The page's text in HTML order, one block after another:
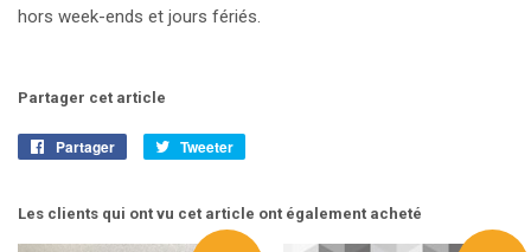
hors week-ends et jours fériés.
Partager cet article
Partager
PartagerTweeter
Les clients qui ont vu cet article ont également acheté